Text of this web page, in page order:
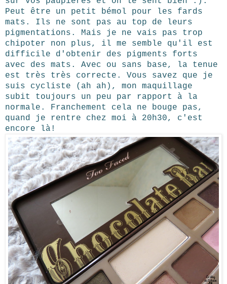
Peut être un petit bémol pour les fards
mats. Ils ne sont pas au top de leurs
pigmentations. Mais je ne vais pas trop
chipoter non plus, il me semble qu'il est
difficile d'obtenir des pigments forts
avec des mats. Avec ou sans base, la tenue
est très très correcte. Vous savez que je
suis cycliste (ah ah), mon maquillage
subit toujours un peu par rapport à la
normale. Franchement cela ne bouge pas,
quand je rentre chez moi à 20h30, c'est
encore là!